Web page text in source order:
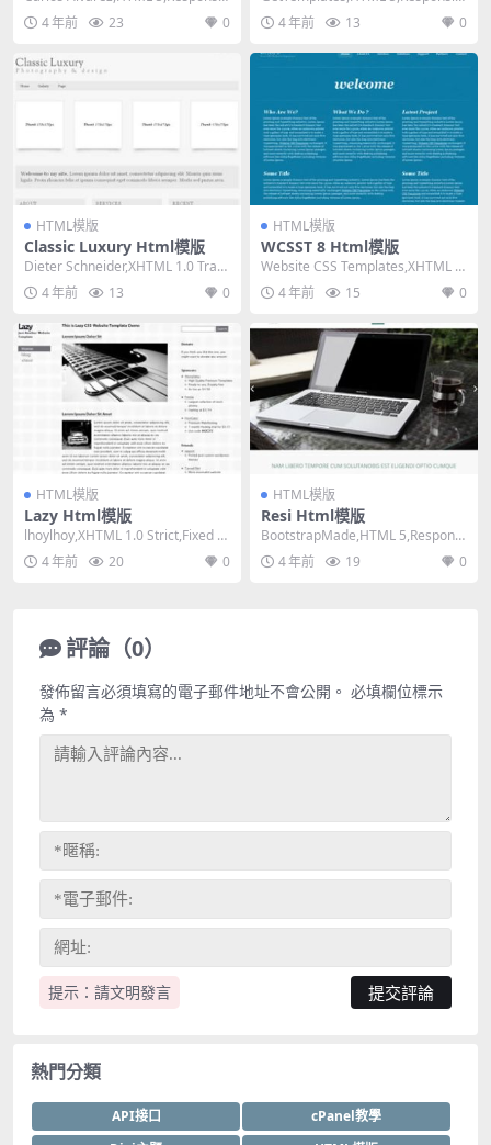
e, 2 Colu...
4 年前 23 0
e, 4 Column...
4 年前 13 0
HTML模版
Classic Luxury Html模版
Dieter Schneider,XHTML 1.0 Tran
sitional,...
4 年前 13 0
HTML模版
WCSST 8 Html模版
Website CSS Templates,XHTML 1.
0 Transiti...
4 年前 15 0
HTML模版
Lazy Html模版
lhoylhoy,XHTML 1.0 Strict,Fixed W
idth, 2...
4 年前 20 0
HTML模版
Resi Html模版
BootstrapMade,HTML 5,Responsi
ve, 3 Colum...
4 年前 19 0
評論（0）
提示：請文明發言
發佈留言必須填寫的電子郵件地址不會公開。 必填欄位標示
為 *
熱門分類
API接口
cPanel教學